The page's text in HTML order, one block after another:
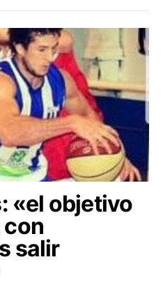
«el objetivo
con
salir